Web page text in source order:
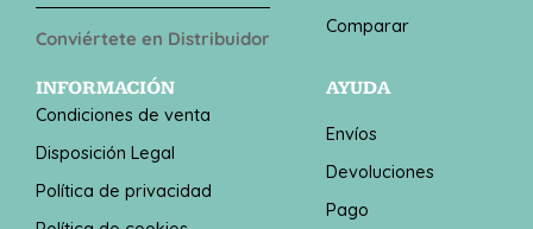
Conviértete en Distribuidor
Comparar
INFORMACIÓN
Condiciones de venta
Disposición Legal
Política de privacidad
AYUDA
Envíos
Devoluciones
Pago